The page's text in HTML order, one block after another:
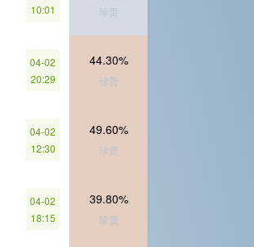
10:01
珍贵
04-02
20:29
44.30%
珍贵
04-02
12:30
49.60%
珍贵
04-02
18:15
39.80%
珍贵